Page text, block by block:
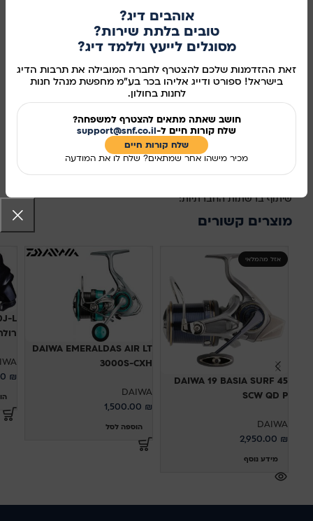
אוהבים דיג?
טובים בלתת שירות?
מסוגלים לייעץ וללמד דיג?
זאת ההזדמנות שלכם להצטרף לחברה המובילה את תרבות הדיג
בישראל! ספורט ודייג אליהו בכר בע"מ מחפשת מנהל חנות
לחנות בחולון.
חושב שאתה מתאים להצטרף למשפחה?
שלח קורות חיים ל-support@snf.co.il
שלח קורות חיים​
מכיר מישהו אחר שמתאים? שלח לו את המודעה
הוספה לסל
מק"ט:381007
שיתוף ברשתות החברתיות:
מוצרים קשורים
אזל מהמלאי
DAIWA 19 BASIA SURF 45
SCW QD P
DAIWA
2,950.00 ₪
מידע נוסף
DAIWA EMERALDAS AIR LT
3000S-CXH
DAIWA
1,500.00 ₪
הוספה לסל
₪